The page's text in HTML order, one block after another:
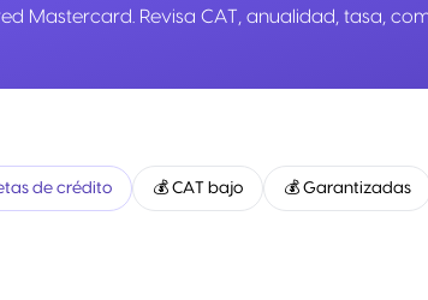
Mastercard. Revisa CAT, anualidad, tasa,
de crédito 💰 CAT bajo 💰 Garantizadas